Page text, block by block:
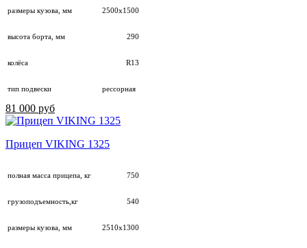
размеры кузова, мм 2500х1500
высота борта, мм 290
колёса R13
тип подвески рессорная
81 000 руб
Прицеп VIKING 1325
полная масса прицепа, кг 750
грузоподъемность,кг 540
размеры кузова, мм 2510х1300